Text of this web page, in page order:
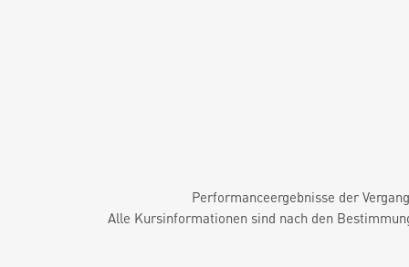
Performanceergebnisse der
Alle Kursinformationen sind nach den